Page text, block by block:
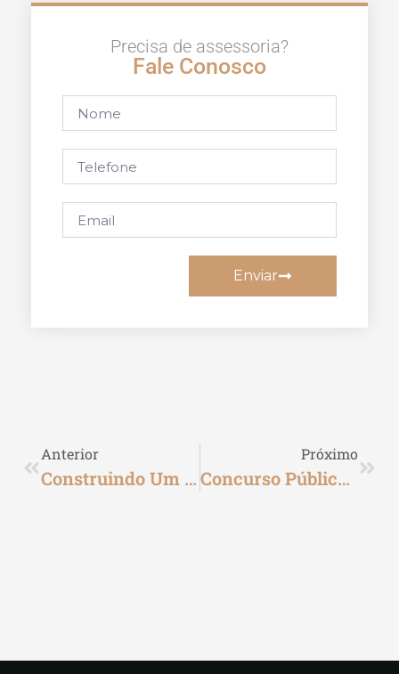
Precisa de assessoria?
Fale Conosco
Enviar
Anterior
Construindo Um Currículo Ideal Para Ingressar No Setor Bancário
Próximo
Concurso Público Para Técnico Bancário Da Caixa Econômica Federal